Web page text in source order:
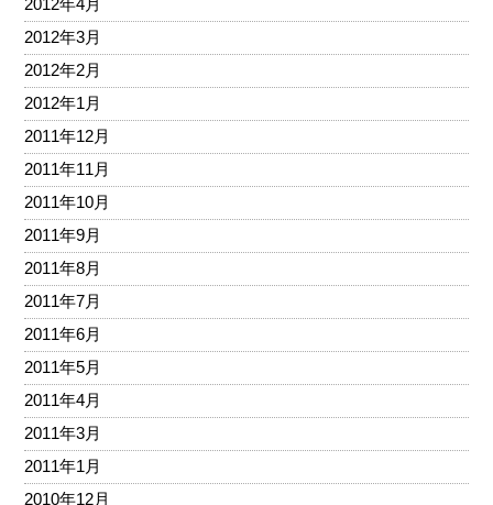
2012年4月
2012年3月
2012年2月
2012年1月
2011年12月
2011年11月
2011年10月
2011年9月
2011年8月
2011年7月
2011年6月
2011年5月
2011年4月
2011年3月
2011年1月
2010年12月